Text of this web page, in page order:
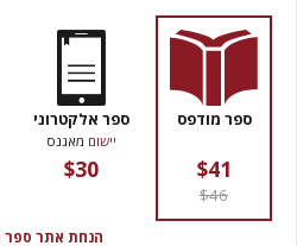
ספר מודפס
$41
$46
ספר אלקטרוני
יישום מאגנס
$30
הנחת אתר ספר